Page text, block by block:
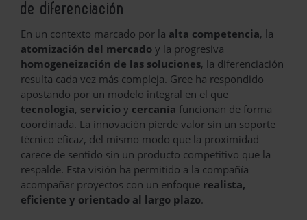
de diferenciación
En un contexto marcado por la alta competencia, la
atomización del mercado y la progresiva
homogeneización de las soluciones, la diferenciación
resulta cada vez más compleja. Gree ha respondido
apostando por un modelo integral en el que
tecnología, servicio y cercanía funcionan de forma
coordinada. La innovación pierde valor sin un soporte
técnico eficaz, del mismo modo que la proximidad
carece de sentido sin un producto competitivo que la
respalde. Esta visión ha permitido a la compañía
acompañar proyectos con un enfoque realista,
eficiente y orientado al largo plazo.